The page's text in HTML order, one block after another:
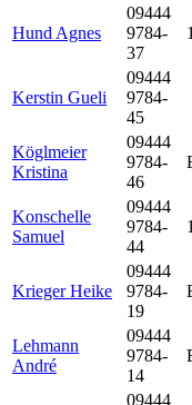
Hund Agnes
09444
9784-
37
Kerstin Gueli
09444
9784-
45
Köglmeier
Kristina
09444
9784-
46
Konschelle
Samuel
09444
9784-
44
Krieger Heike
09444
9784-
19
Lehmann
André
09444
9784-
14
09444